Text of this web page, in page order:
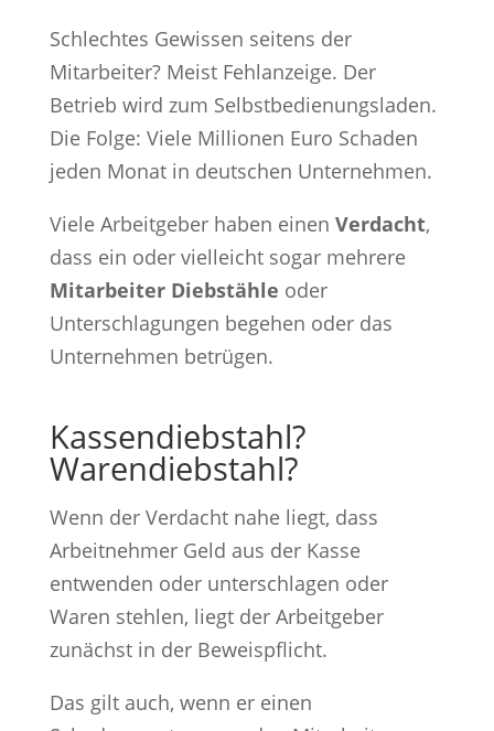
Schlechtes Gewissen seitens der
Mitarbeiter? Meist Fehlanzeige. Der
Betrieb wird zum Selbstbedienungsladen.
Die Folge: Viele Millionen Euro Schaden
jeden Monat in deutschen Unternehmen.
Viele Arbeitgeber haben einen Verdacht,
dass ein oder vielleicht sogar mehrere
Mitarbeiter Diebstähle oder
Unterschlagungen begehen oder das
Unternehmen betrügen.
Kassendiebstahl?
Warendiebstahl?
Wenn der Verdacht nahe liegt, dass
Arbeitnehmer Geld aus der Kasse
entwenden oder unterschlagen oder
Waren stehlen, liegt der Arbeitgeber
zunächst in der Beweispflicht.
Das gilt auch, wenn er einen